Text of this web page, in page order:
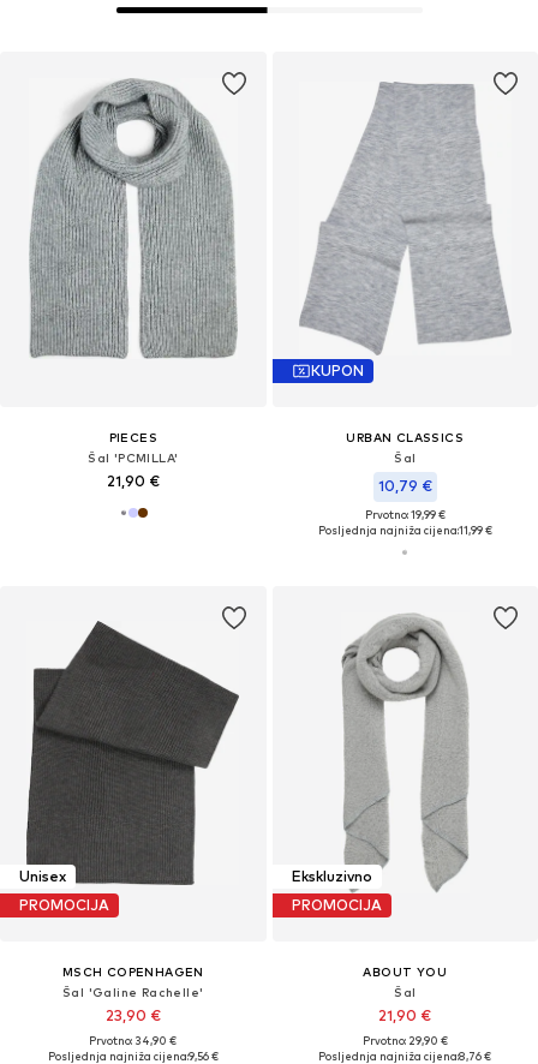
PIECES
Šal 'PCMILLA'
21,90 €
KUPON
URBAN CLASSICS
Šal
10,79 €
Prvotno: 19,99 €
Posljednja najniža cijena:11,99 €
Unisex
PROMOCIJA
MSCH COPENHAGEN
Šal 'Galine Rachelle'
23,90 €
Prvotno: 34,90 €
Posljednja najniža cijena:9,56 €
Ekskluzivno
PROMOCIJA
ABOUT YOU
Šal
21,90 €
Prvotno: 29,90 €
Posljednja najniža cijena:8,76 €